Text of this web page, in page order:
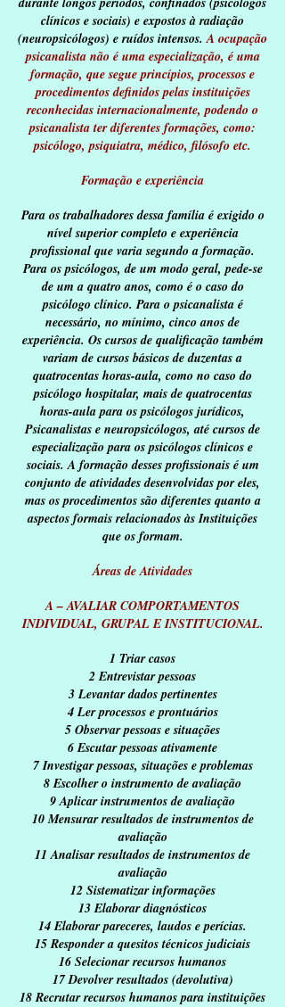
clínicos e sociais) e expostos à radiação
(neuropsicólogos) e ruídos intensos.A ocupação
psicanalista não é uma especialização, é uma
formação, que segue princípios, processos e
procedimentos definidos pelas instituições
reconhecidas internacionalmente, podendo o
psicanalista ter diferentes formações, como:
psicólogo, psiquiatra, médico, filósofo etc.
Formação e experiência
Para os trabalhadores dessa família é exigido o
nível superior completo e experiência
profissional que varia segundo a formação.
Para os psicólogos, de um modo geral, pede-se
de um a quatro anos, como é o caso do
psicólogo clínico. Para o psicanalista é
necessário, no mínimo, cinco anos de
experiência. Os cursos de qualificação também
variam de cursos básicos de duzentas a
quatrocentas horas-aula, como no caso do
psicólogo hospitalar, mais de quatrocentas
horas-aula para os psicólogos jurídicos,
Psicanalistas e neuropsicólogos, até cursos de
especialização para os psicólogos clínicos e
sociais. A formação desses profissionais é um
conjunto de atividades desenvolvidas por eles,
mas os procedimentos são diferentes quanto a
aspectos formais relacionados às Instituições
que os formam.
Áreas de Atividades
A – AVALIAR COMPORTAMENTOS
INDIVIDUAL, GRUPAL E INSTITUCIONAL.
1 Triar casos
2 Entrevistar pessoas
3 Levantar dados pertinentes
4 Ler processos e prontuários
5 Observar pessoas e situações
6 Escutar pessoas ativamente
7 Investigar pessoas, situações e problemas
8 Escolher o instrumento de avaliação
9 Aplicar instrumentos de avaliação
10 Mensurar resultados de instrumentos de
avaliação
11 Analisar resultados de instrumentos de
avaliação
12 Sistematizar informações
13 Elaborar diagnósticos
14 Elaborar pareceres, laudos e perícias.
15 Responder a quesitos técnicos judiciais
16 Selecionar recursos humanos
17 Devolver resultados (devolutiva)
18 Recrutar recursos humanos para instituições